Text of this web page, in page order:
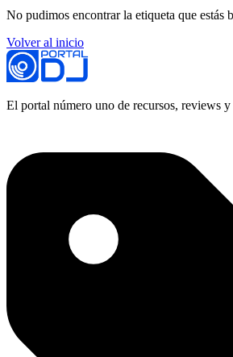
No pudimos encontrar la etiqueta que estás
Volver al inicio
El portal número uno de recursos, reviews y